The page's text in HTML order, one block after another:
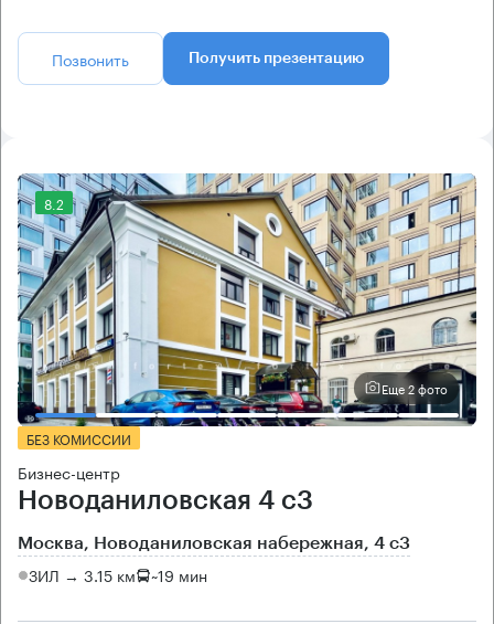
Позвонить Получить презентацию
8.2
Еще 2 фото
БЕЗ КОМИССИИ
Бизнес-центр
Новоданиловская 4 с3
Москва, Новоданиловская набережная, 4 с3
ЗИЛ → 3.15 км ~19 мин